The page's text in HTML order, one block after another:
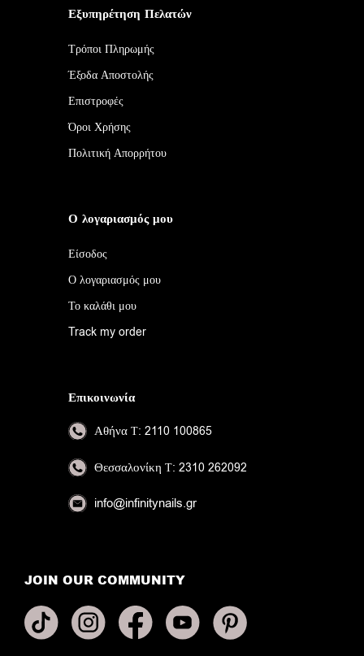
Εξυπηρέτηση Πελατών
Τρόποι Πληρωμής
Έξοδα Αποστολής
Επιστροφές
Όροι Χρήσης
Πολιτική Απορρήτου
Ο λογαριασμός μου
Είσοδος
Ο λογαριασμός μου
Το καλάθι μου
Track my order
Επικοινωνία
ΑθήναΤ: 2110 100865
ΘεσσαλονίκηΤ: 2310 262092
info@infinitynails.gr
JOIN OUR COMMUNITY